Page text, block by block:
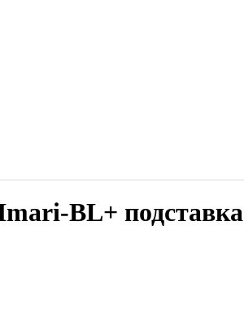
BL+ подставка